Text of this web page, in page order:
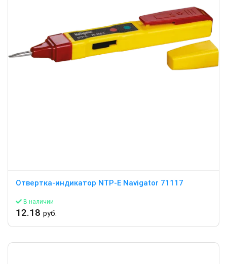
Отвертка-индикатор NTP-E Navigator 71117
В наличии
12.18 руб.